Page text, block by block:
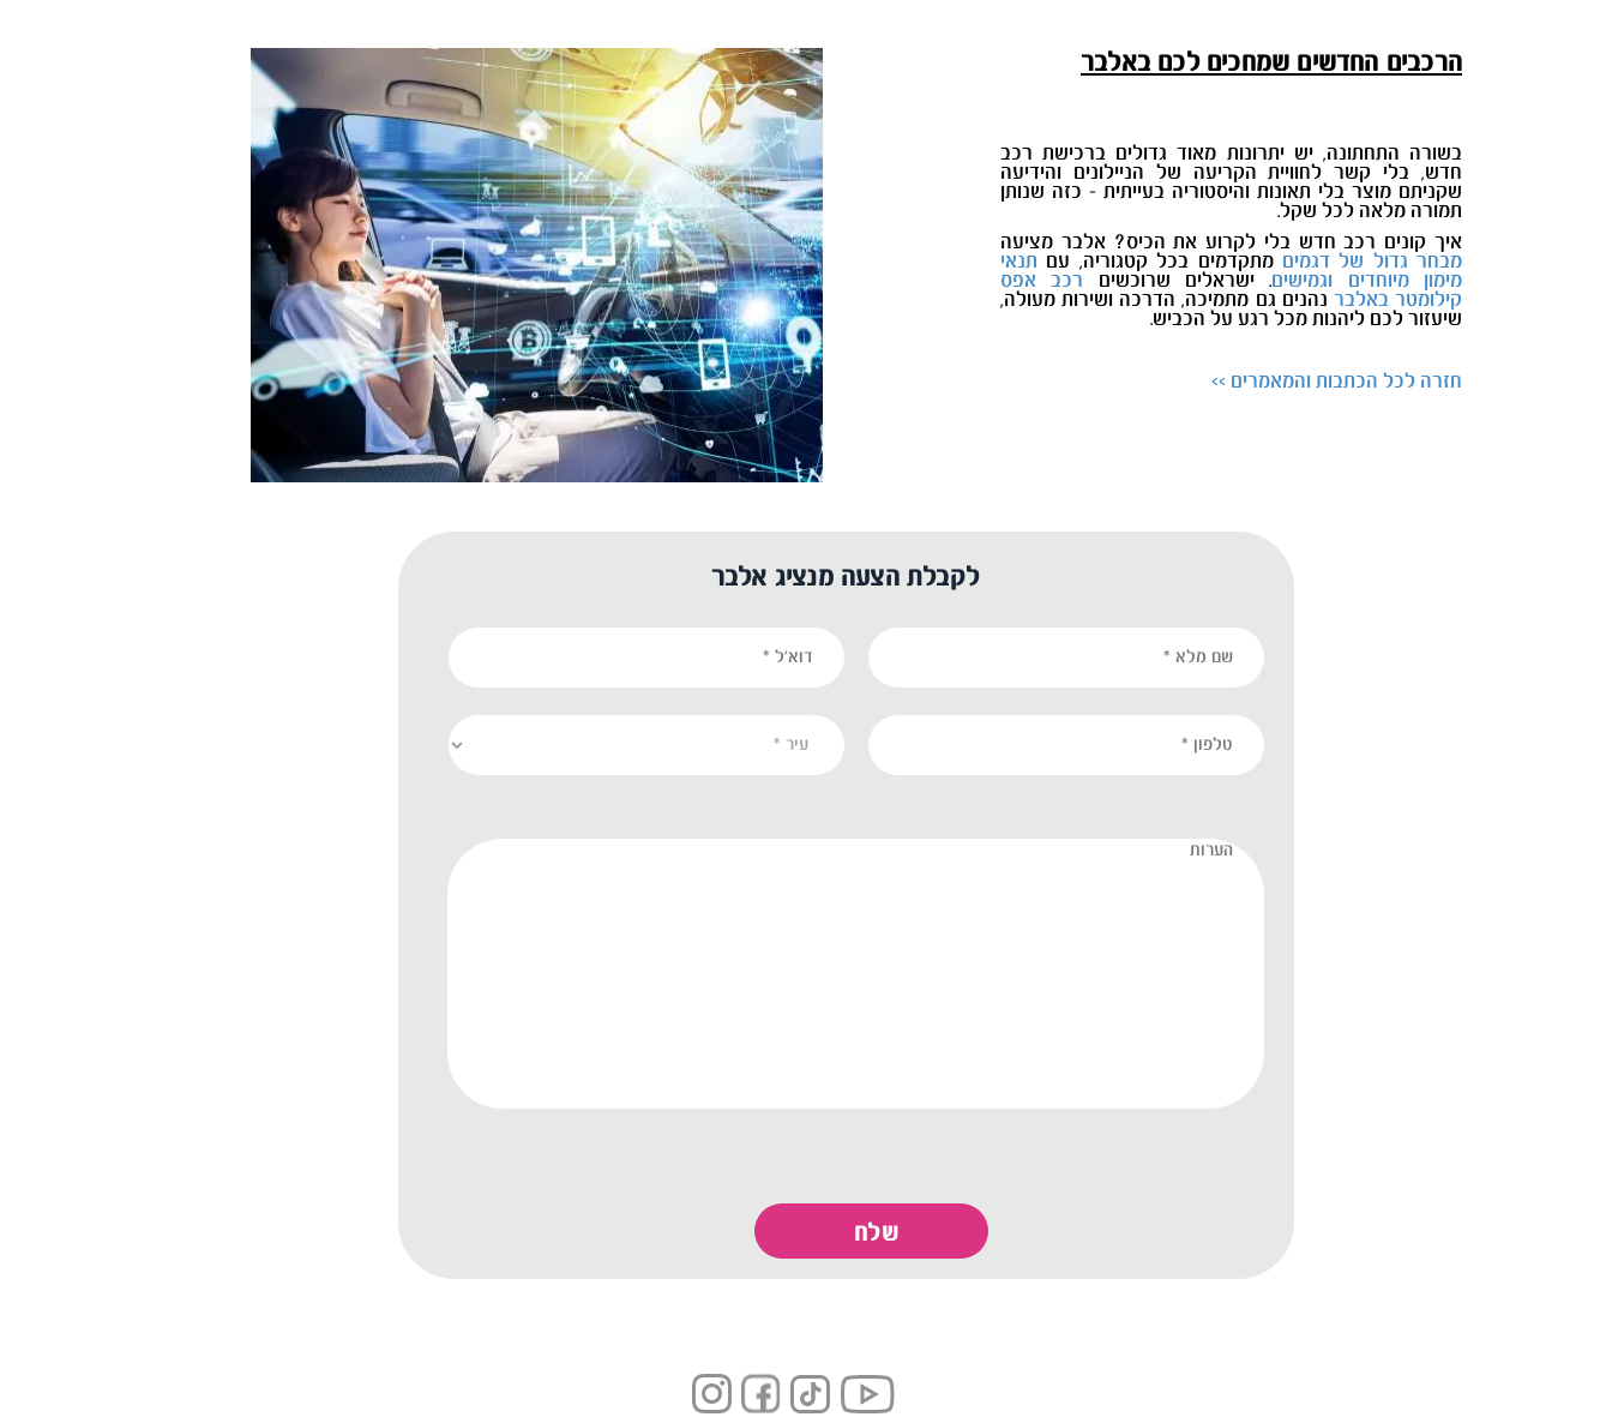
הרכבים החדשים שמחכים לכם באלבר
בשורה התחתונה, יש יתרונות מאוד גדולים ברכישת רכב
חדש, בלי קשר לחוויית הקריעה של הניילונים והידיעה
שקניתם מוצר בלי תאונות והיסטוריה בעייתית - כזה שנותן
תמורה מלאה לכל שקל.
איך קונים רכב חדש בלי לקרוע את הכיס? אלבר מציעה
מבחר גדול של דגמים מתקדמים בכל קטגוריה, עם תנאי
מימון מיוחדים וגמישים. ישראלים שרוכשים רכב אפס
קילומטר באלבר נהנים גם מתמיכה, הדרכה ושירות מעולה,
שיעזור לכם ליהנות מכל רגע על הכביש.
חזרה לכל הכתבות והמאמרים >>
לקבלת הצעה מנציג אלבר